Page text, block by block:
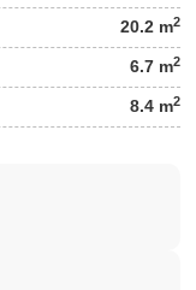
20.2 m2
6.7 m2
8.4 m2